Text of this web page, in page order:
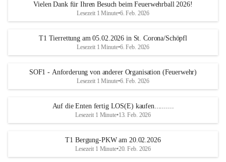
Vielen Dank für Ihren Besuch beim Feuerwehrball 2026!
Lesezeit 1 Minute•6. Feb. 2026
T1 Tierrettung am 05.02.2026 in St. Corona/Schöpfl
Lesezeit 1 Minute•6. Feb. 2026
SOF1 - Anforderung von anderer Organisation (Feuerwehr)
Lesezeit 1 Minute•6. Feb. 2026
Auf die Enten fertig LOS(E) kaufen..........
Lesezeit 1 Minute•13. Feb. 2026
T1 Bergung-PKW am 20.02.2026
Lesezeit 1 Minute•20. Feb. 2026